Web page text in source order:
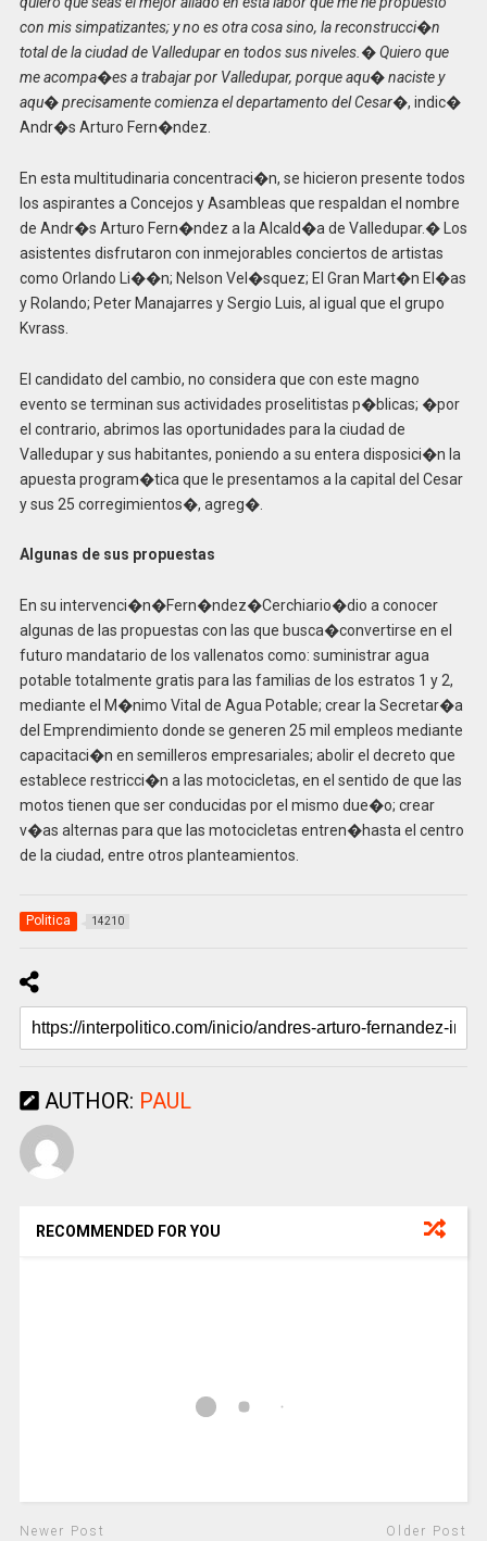
con mis simpatizantes; y no es otra cosa sino, la reconstrucci�n
total de la ciudad de Valledupar en todos sus niveles.� Quiero que
me acompa�es a trabajar por Valledupar, porque aqu� naciste y
aqu� precisamente comienza el departamento del Cesar�, indic�
Andr�s Arturo Fern�ndez.
En esta multitudinaria concentraci�n, se hicieron presente todos
los aspirantes a Concejos y Asambleas que respaldan el nombre
de Andr�s Arturo Fern�ndez a la Alcald�a de Valledupar.� Los
asistentes disfrutaron con inmejorables conciertos de artistas
como Orlando Li��n; Nelson Vel�squez; El Gran Mart�n El�as
y Rolando; Peter Manajarres y Sergio Luis, al igual que el grupo
Kvrass.
El candidato del cambio, no considera que con este magno
evento se terminan sus actividades proselitistas p�blicas; �por
el contrario, abrimos las oportunidades para la ciudad de
Valledupar y sus habitantes, poniendo a su entera disposici�n la
apuesta program�tica que le presentamos a la capital del Cesar
y sus 25 corregimientos�, agreg�.
Algunas de sus propuestas
En su intervenci�n�Fern�ndez�Cerchiario�dio a conocer
algunas de las propuestas con las que busca�convertirse en el
futuro mandatario de los vallenatos como: suministrar agua
potable totalmente gratis para las familias de los estratos 1 y 2,
mediante el M�nimo Vital de Agua Potable; crear la Secretar�a
del Emprendimiento donde se generen 25 mil empleos mediante
capacitaci�n en semilleros empresariales; abolir el decreto que
establece restricci�n a las motocicletas, en el sentido de que las
motos tienen que ser conducidas por el mismo due�o; crear
v�as alternas para que las motocicletas entren�hasta el centro
de la ciudad, entre otros planteamientos.
Politica 14210
AUTHOR: PAUL
RECOMMENDED FOR YOU
Newer Post Older Post